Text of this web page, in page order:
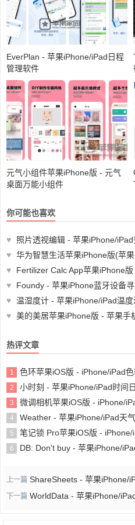
EverPlan - 苹果iPhone/iPad日程
管理软件
元气小组件苹果iPhone版 - 元气
桌面万能小组件
你可能也喜欢
♥ 照片透视编辑 - 苹果iPhone/
♥ 华为智慧生活苹果iPhone版(苹
♥
Fertilizer Calc App苹果iPhone版 -
♥
Foundy - 苹果iPhone蓝牙设备
♥ 温湿度计 - 苹果iPhone/iPad温
♥ 美的美居苹果iPhone版 - 苹果手机
热评文章
1 色环苹果iOS版 - iPhone/iPad
2 小时刻 - 苹果iPhone/iPad时间
3 微调相机苹果iOS版 - iPhone/
4 Weather - 苹果iPhone/iPad天
5 笔记锁 Pro苹果iOS版 - iPhone/iPad具有密码
6 DB: Don't buy - 苹果iPhone/iPad
上一篇 ShareSheets - 苹果iPhone/
下一篇 WorldData - 苹果iPhone/